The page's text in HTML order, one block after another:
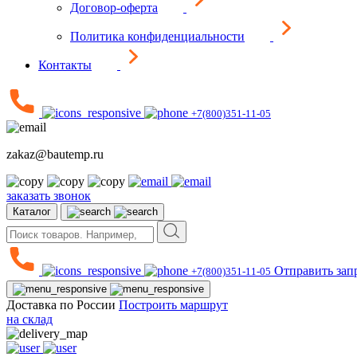
Договор-оферта
Политика конфиденциальности
Контакты
+7(800)351-11-05
zakaz@bautemp.ru
заказать звонок
Каталог
+7(800)351-11-05 Отправить
Доставка по России Построить маршрут
на склад